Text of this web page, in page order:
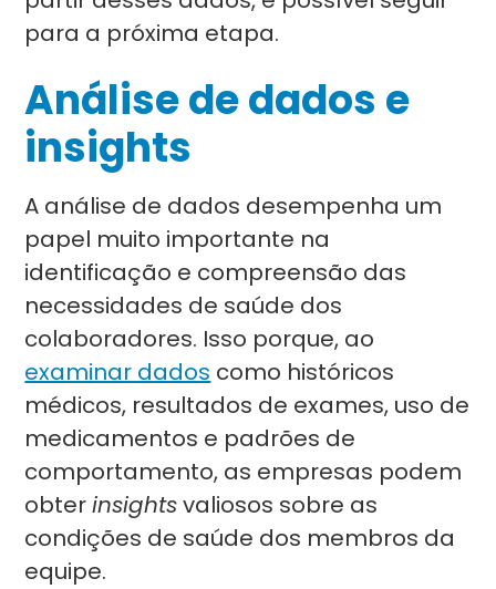
para a próxima etapa.
Análise de dados e
insights
A análise de dados desempenha um
papel muito importante na
identificação e compreensão das
necessidades de saúde dos
colaboradores. Isso porque, ao
examinar dados como históricos
médicos, resultados de exames, uso de
medicamentos e padrões de
comportamento, as empresas podem
obterinsightsvaliosos sobre as
condições de saúde dos membros da
equipe.